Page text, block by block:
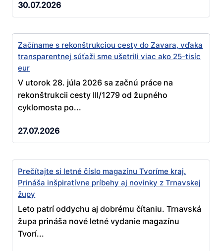
30.07.2026
Začíname s rekonštrukciou cesty do Zavara, vďaka
transparentnej súťaži sme ušetrili viac ako 25-tisíc
eur
V utorok 28. júla 2026 sa začnú práce na
rekonštrukcii cesty III/1279 od župného
cyklomosta po...
27.07.2026
Prečítajte si letné číslo magazínu Tvoríme kraj.
Prináša inšpiratívne príbehy aj novinky z Trnavskej
župy
Leto patrí oddychu aj dobrému čítaniu. Trnavská
župa prináša nové letné vydanie magazínu
Tvorí...